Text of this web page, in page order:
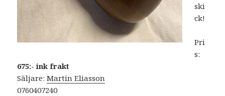
ski
ck!
Pri
s:
675:- ink frakt
Säljare:Martin Eliasson
0760407240